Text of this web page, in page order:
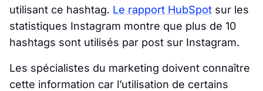
utilisant ce hashtag. Le rapport HubSpot sur les
statistiques Instagram montre que plus de 10
hashtags sont utilisés par post sur Instagram.
Les spécialistes du marketing doivent connaître
cette information car l’utilisation de certains